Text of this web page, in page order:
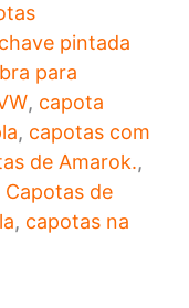
pintada
para
, capota
, capotas com
de Amarok.,
Capotas de
, capotas na